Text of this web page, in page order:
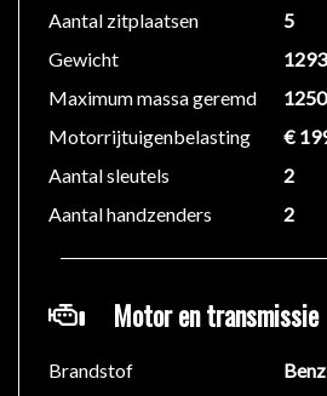
Acceleratie (0-100): 11,7 s
Ledig gewicht: 1.293 kg
Max. trekgewicht: 1.250 kg
Functionaliteit:
Financiële gegevens:
BTW/Marge: Marge (Bedrijven
Oorspronkelijke
Aantal zitplaatsen
5
Gewicht
Maximum massa geremd
Motorrijtuigenbelasting
€
Aantal sleutels
2
Aantal handzenders
2
Motor en transmissie
Brandstof